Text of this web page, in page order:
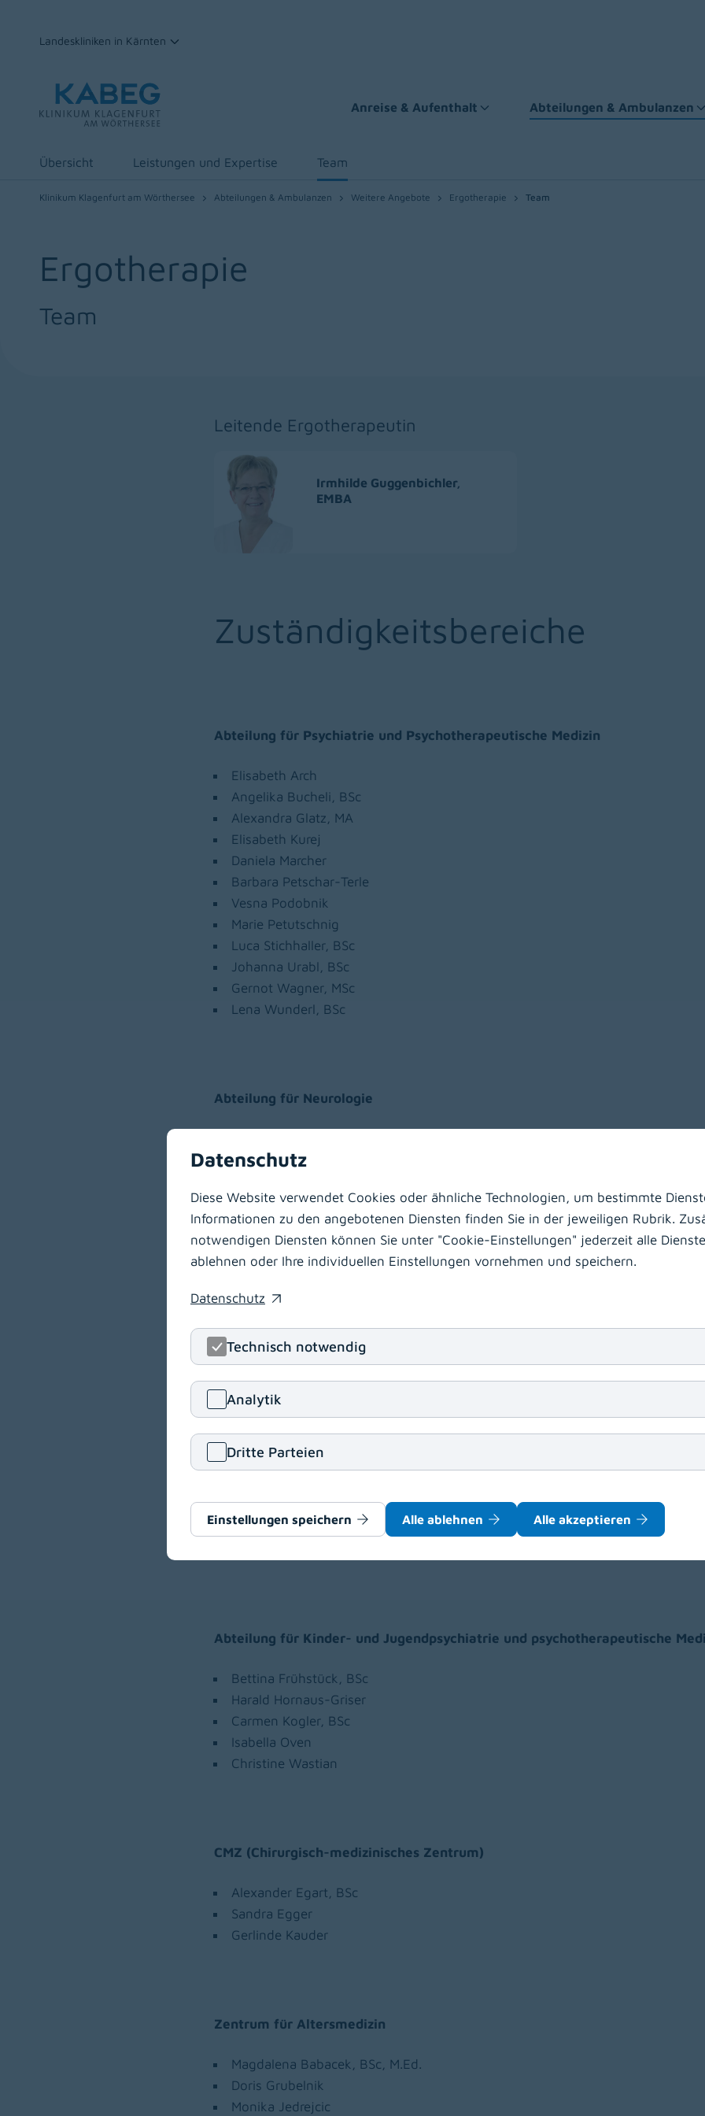
Zum Inhalt
Landeskliniken in Kärnten
Anreise & Aufenthalt Abteilungen & Ambulanzen
Übersicht Leistungen und Expertise Team
Klinikum Klagenfurt am Wörthersee Abteilungen & Ambulanzen Weitere Angebote Ergotherapie Team
Ergotherapie
Team
Leitende Ergotherapeutin
Irmhilde Guggenbichler,
EMBA
Zuständigkeitsbereiche
Abteilung für Psychiatrie und Psychotherapeutische Medizin
Elisabeth Arch
Angelika Bucheli, BSc
Alexandra Glatz, MA
Elisabeth Kurej
Daniela Marcher
Barbara Petschar-Terle
Vesna Podobnik
Marie Petutschnig
Luca Stichhaller, BSc
Johanna Urabl, BSc
Gernot Wagner, MSc
Lena Wunderl, BSc
Abteilung für Neurologie
Michaela Koschat, MSc
Angelika Zenkl
Abteilung für Kinder- und Jugendheilkunde
Michaela Müllner
Julia Prax, BSc
Abteilung für plastische, ästhetische und rekonstruktive Chirurgie
Stefanie Tegelhofer, BSc
Abteilung für Kinder- und Jugendpsychiatrie und psychotherapeutische
Bettina Frühstück, BSc
Harald Hornaus-Griser
Carmen Kogler, BSc
Isabella Oven
Christine Wastian
CMZ (Chirurgisch-medizinisches Zentrum)
Alexander Egart, BSc
Sandra Egger
Gerlinde Kauder
Zentrum für Altersmedizin
Magdalena Babacek, BSc, M.Ed.
Doris Grubelnik
Monika Jedrejcic
Datenschutz
Diese Website verwendet Cookies oder ähnliche Technologien, um bestimmte
Informationen zu den angebotenen Diensten finden Sie in der jeweiligen Rubrik.
notwendigen Diensten können Sie unter "Cookie-Einstellungen" jederzeit alle
ablehnen oder Ihre individuellen Einstellungen vornehmen und speichern.
Datenschutz
(opens in a new window)
Technisch notwendig
Analytik
Dritte Parteien
Einstellungen speichern Alle ablehnen Alle akzeptieren